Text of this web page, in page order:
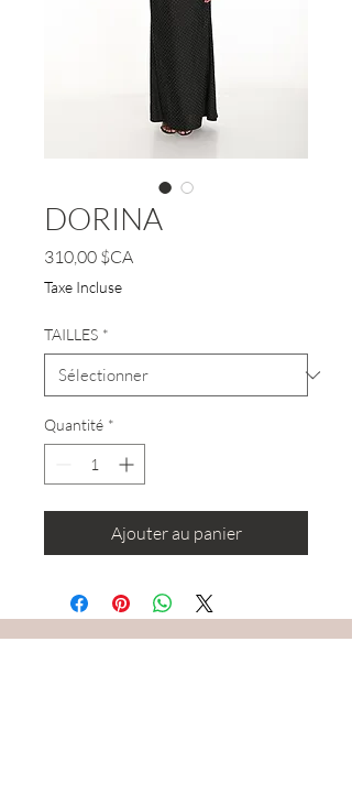
DORINA
310,00 $CAPrix
Taxe Incluse
TAILLES *
Quantité *
Ajouter au panier